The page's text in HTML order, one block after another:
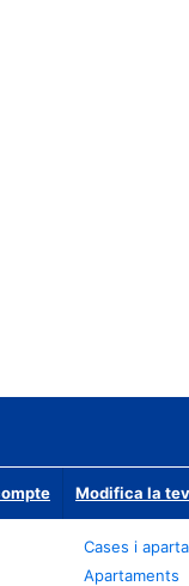
Modifica la
Cases i
Apartaments